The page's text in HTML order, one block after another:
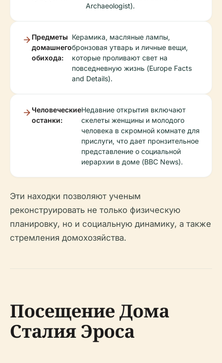
Archaeologist).
Предметы
домашнего
обихода:
Керамика, масляные лампы,
бронзовая утварь и личные вещи,
которые проливают свет на
повседневную жизнь (Europe Facts
and Details).
Человеческие
останки:
Недавние открытия включают
скелеты женщины и молодого
человека в скромной комнате для
прислуги, что дает пронзительное
представление о социальной
иерархии в доме (BBC News).
Эти находки позволяют ученым
реконструировать не только физическую
планировку, но и социальную динамику, а также
стремления домохозяйства.
Посещение Дома
Сталия Эроса